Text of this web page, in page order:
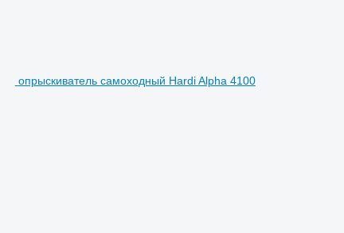
опрыскиватель самоходный Hardi Alpha 4100